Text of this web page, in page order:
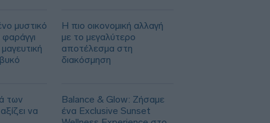
μυστικό
των
να
Η πιο οικονομική αλλαγή
με το μεγαλύτερο
αποτέλεσμα στη
διακόσμηση
Balance & Glow: Ζήσαμε
ένα Exclusive Sunset